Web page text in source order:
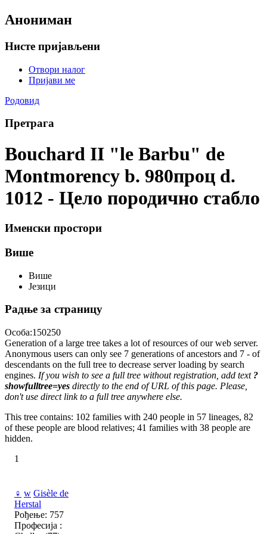
Анониман
Нисте пријављени
Отвори налог
Пријави ме
Родовид
Претрага
Bouchard II "le Barbu" de
Montmorency b. 980проц d.
1012 - Цело породично стабло
Именски простори
Више
Више
Језици
Радње за страницу
Особа:150250
Generation of a large tree takes a lot of resources of our web server.
Anonymous users can only see 7 generations of ancestors and 7 - of
descendants on the full tree to decrease server loading by search
engines. If you wish to see a full tree without registration, add text ?
showfulltree=yes directly to the end of URL of this page. Please,
don't use direct link to a full tree anywhere else.
This tree contains: 102 families with 240 people in 57 lineages, 82
of these people are blood relatives; 41 families with 38 people are
hidden.
1
♀ w Gisèle de
Herstal
Рођење: 757
Професија :